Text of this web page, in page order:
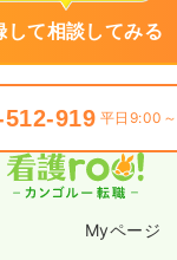
して相談してみる
919 平日9:00
Myページ